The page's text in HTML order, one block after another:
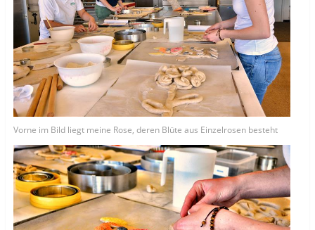
Vorne im Bild liegt meine Rose, deren Blüte aus Einzelrosen besteht